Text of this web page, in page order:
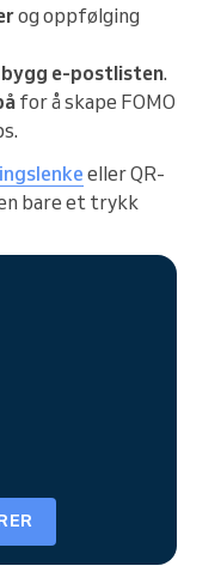
og oppfølging
bygg e-postlisten.
for å skape FOMO
eller QR-
bare et trykk